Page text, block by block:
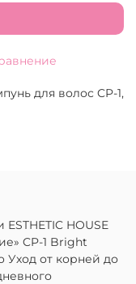
для волос CP-1,
HOUSE
CP-1 Bright
Уход от корней до